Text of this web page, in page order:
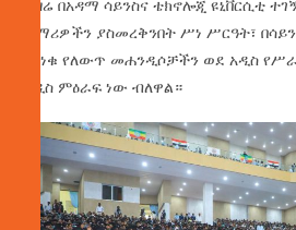
፣ ዛሬ በአዳማ ሳይንስና ቴክኖሎጂ ዩኒቨርሲቲ
ተማሪዎችን ያስመረቅንበት ሥነ ሥርዓት፣
የሰነቁ የለውጥ መሐንዲሶቻችን ወደ አዲስ
አዲስ ምዕራፍ ነው ብለዋል።